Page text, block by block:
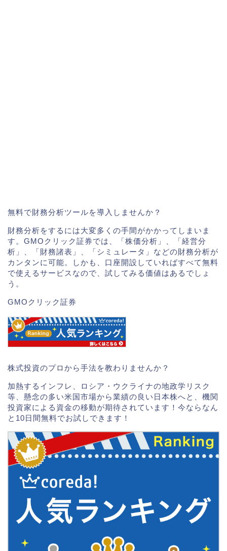
無料で財務分析ツールを導入しませんか？
財務分析をするには大変多くの手間がかかってしまいま
す。GMOクリック証券では、「株価分析」、「経営分
析」、「財務諸表」、「シミュレータ」などの財務分析が
カンタンに可能。しかも、口座開設していればすべて無料
で使えるサービスなので、試してみる価値はあるでしょ
う。
GMOクリック証券
株式投資のプロから手法を教わりませんか？
加熱するインフレ、ロシア・ウクライナの地政学リスク
等、懸念の多い米国市場から業績の良い日本株へと、機関
投資家による資金の移動が期待されています！今ならなん
と10日間無料でお試しできます！